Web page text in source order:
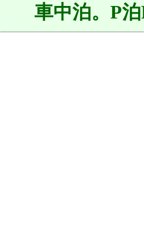
車中泊。P